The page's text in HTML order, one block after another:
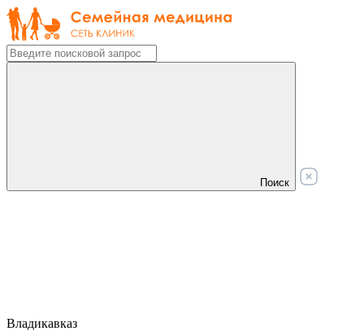
Поиск
Владикавказ